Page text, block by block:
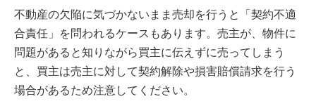
不動産の欠陥に気づかないまま売却を行うと「契約不適
合責任」を問われるケースもあります。売主が、物件に
問題があると知りながら買主に伝えずに売ってしまう
と、買主は売主に対して契約解除や損害賠償請求を行う
場合があるため注意してください。